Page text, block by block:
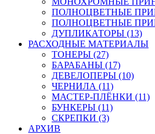
ПОЛНОЦВЕТНЫЕ
ПОЛНОЦВЕТНЫЕ
ДУПЛИКАТОРЫ (13)
РАСХОДНЫЕ МАТЕРИАЛЫ
ТОНЕРЫ (27)
БАРАБАНЫ (17)
ДЕВЕЛОПЕРЫ (10)
ЧЕРНИЛА (11)
МАСТЕР-ПЛЁНКИ (11)
БУНКЕРЫ (11)
СКРЕПКИ (3)
АРХИВ